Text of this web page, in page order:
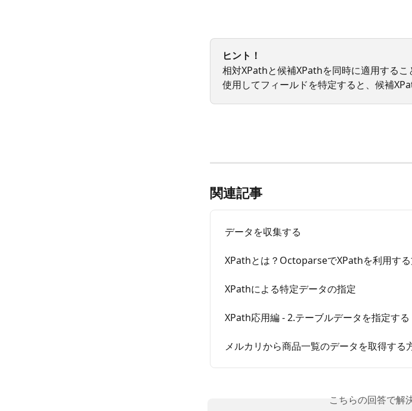
ヒント！
相対XPathと候補XPathを同時に適用する
使用してフィールドを特定すると、候補
関連記事
データを収集する
XPathとは？OctoparseでXPathを利用する
XPathによる特定データの指定
XPath応用編 - 2.テーブルデータを指定する
メルカリから商品一覧のデータを取得する
こちらの回答で解